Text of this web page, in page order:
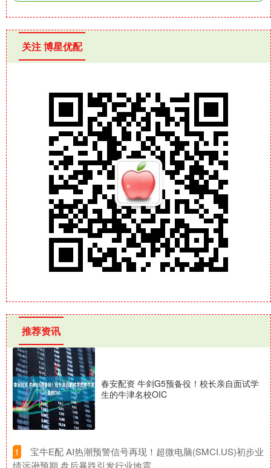
关注 博星优配
推荐资讯
春安配资 牛剑G5预备役！校长亲自面试学
生的牛津名校OIC
1
​宝牛E配 AI热潮预警信号再现！超微电脑(SMCI.US)初步业
绩远逊预期 盘后暴跌引发行业地震